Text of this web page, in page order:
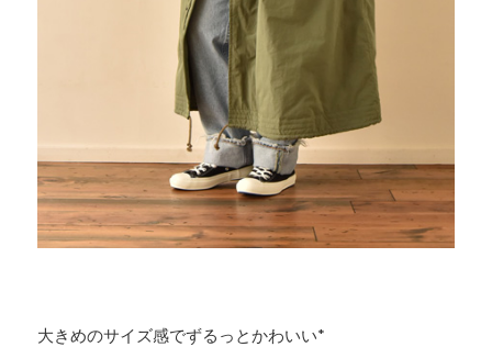
大きめのサイズ感でずるっとかわいい*